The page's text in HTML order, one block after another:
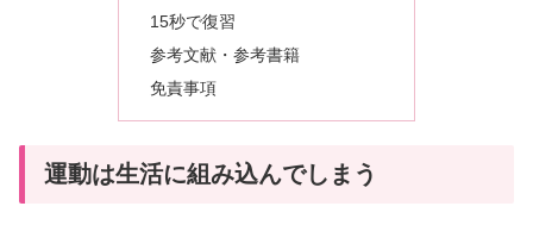
15秒で復習
参考文献・参考書籍
免責事項
運動は生活に組み込んでしまう